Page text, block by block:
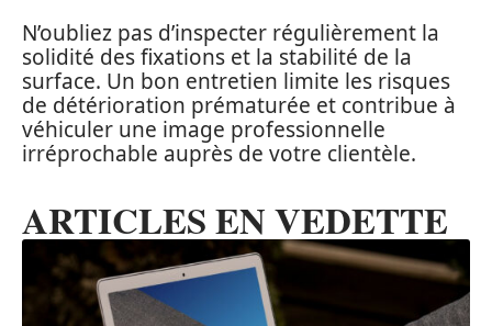
N’oubliez pas d’inspecter régulièrement la
solidité des fixations et la stabilité de la
surface. Un bon entretien limite les risques
de détérioration prématurée et contribue à
véhiculer une image professionnelle
irréprochable auprès de votre clientèle.
ARTICLES EN VEDETTE